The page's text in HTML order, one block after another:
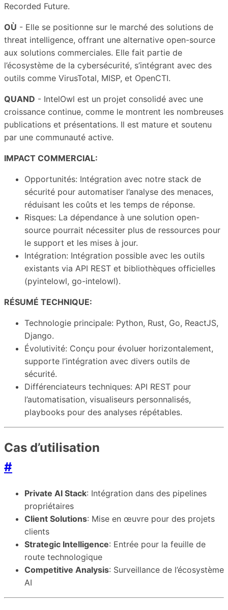
Recorded Future.
OÙ - Elle se positionne sur le marché des solutions de
threat intelligence, offrant une alternative open-source
aux solutions commerciales. Elle fait partie de
l’écosystème de la cybersécurité, s’intégrant avec des
outils comme VirusTotal, MISP, et OpenCTI.
QUAND - IntelOwl est un projet consolidé avec une
croissance continue, comme le montrent les nombreuses
publications et présentations. Il est mature et soutenu
par une communauté active.
IMPACT COMMERCIAL:
Opportunités: Intégration avec notre stack de
sécurité pour automatiser l’analyse des menaces,
réduisant les coûts et les temps de réponse.
Risques: La dépendance à une solution open-
source pourrait nécessiter plus de ressources pour
le support et les mises à jour.
Intégration: Intégration possible avec les outils
existants via API REST et bibliothèques officielles
(pyintelowl, go-intelowl).
RÉSUMÉ TECHNIQUE:
Technologie principale: Python, Rust, Go, ReactJS,
Django.
Évolutivité: Conçu pour évoluer horizontalement,
supporte l’intégration avec divers outils de
sécurité.
Différenciateurs techniques: API REST pour
l’automatisation, visualiseurs personnalisés,
playbooks pour des analyses répétables.
Cas d’utilisation
#
Private AI Stack: Intégration dans des pipelines
propriétaires
Client Solutions: Mise en œuvre pour des projets
clients
Strategic Intelligence: Entrée pour la feuille de
route technologique
Competitive Analysis: Surveillance de l’écosystème
AI